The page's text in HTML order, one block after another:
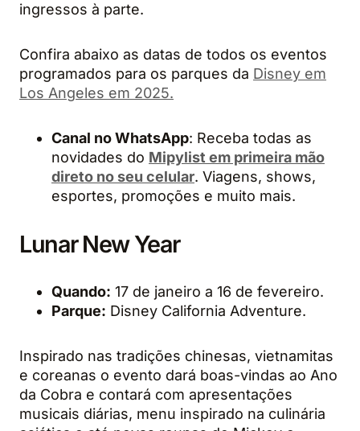
ingressos à parte.
Confira abaixo as datas de todos os eventos
programados para os parques da Disney em
Los Angeles em 2025.
Canal noWhatsApp: Receba todas as
novidades do Mipylist em primeira mão
direto no seu celular. Viagens, shows,
esportes, promoções e muito mais.
Lunar New Year
Quando: 17 de janeiro a 16 de fevereiro.
Parque: Disney California Adventure.
Inspirado nas tradições chinesas, vietnamitas
e coreanas o evento dará boas-vindas ao Ano
da Cobra e contará com apresentações
musicais diárias, menu inspirado na culinária